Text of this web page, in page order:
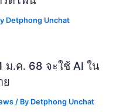
Detphong Unchat
ม.ค. 68 จะใช้ AI ใน
ย
/ By Detphong Unchat